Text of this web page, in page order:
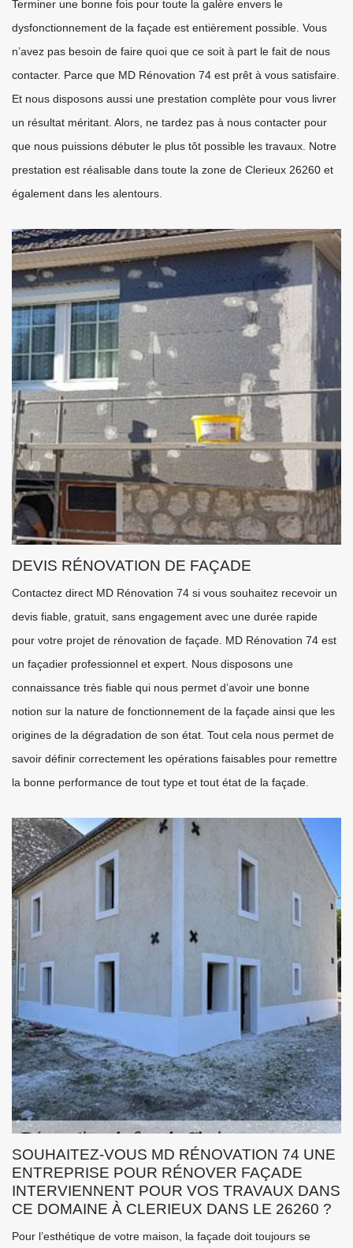
Terminer une bonne fois pour toute la galère envers le
dysfonctionnement de la façade est entièrement possible. Vous
n’avez pas besoin de faire quoi que ce soit à part le fait de nous
contacter. Parce que MD Rénovation 74 est prêt à vous satisfaire.
Et nous disposons aussi une prestation complète pour vous livrer
un résultat méritant. Alors, ne tardez pas à nous contacter pour
que nous puissions débuter le plus tôt possible les travaux. Notre
prestation est réalisable dans toute la zone de Clerieux 26260 et
également dans les alentours.
DEVIS RÉNOVATION DE FAÇADE
Contactez direct MD Rénovation 74 si vous souhaitez recevoir un
devis fiable, gratuit, sans engagement avec une durée rapide
pour votre projet de rénovation de façade. MD Rénovation 74 est
un façadier professionnel et expert. Nous disposons une
connaissance très fiable qui nous permet d’avoir une bonne
notion sur la nature de fonctionnement de la façade ainsi que les
origines de la dégradation de son état. Tout cela nous permet de
savoir définir correctement les opérations faisables pour remettre
la bonne performance de tout type et tout état de la façade.
SOUHAITEZ-VOUS MD RÉNOVATION 74 UNE
ENTREPRISE POUR RÉNOVER FAÇADE
INTERVIENNENT POUR VOS TRAVAUX DANS
CE DOMAINE À CLERIEUX DANS LE 26260 ?
Pour l’esthétique de votre maison, la façade doit toujours se